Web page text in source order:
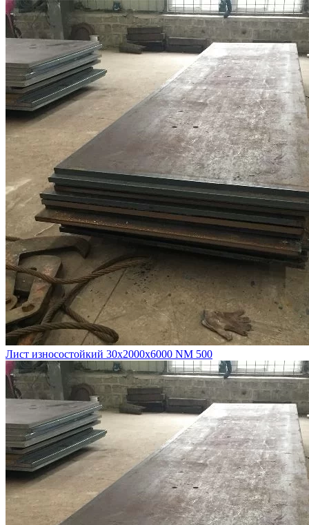
Лист износостойкий 30х2000х6000 NM 500